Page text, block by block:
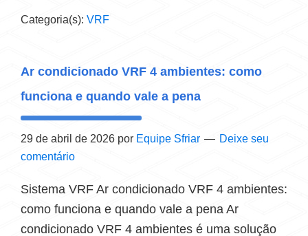
Categoria(s): VRF
Ar condicionado VRF 4 ambientes: como
funciona e quando vale a pena
29 de abril de 2026 por Equipe Sfriar
Deixe seu
comentário
Sistema VRF Ar condicionado VRF 4 ambientes:
como funciona e quando vale a pena Ar
condicionado VRF 4 ambientes é uma solução